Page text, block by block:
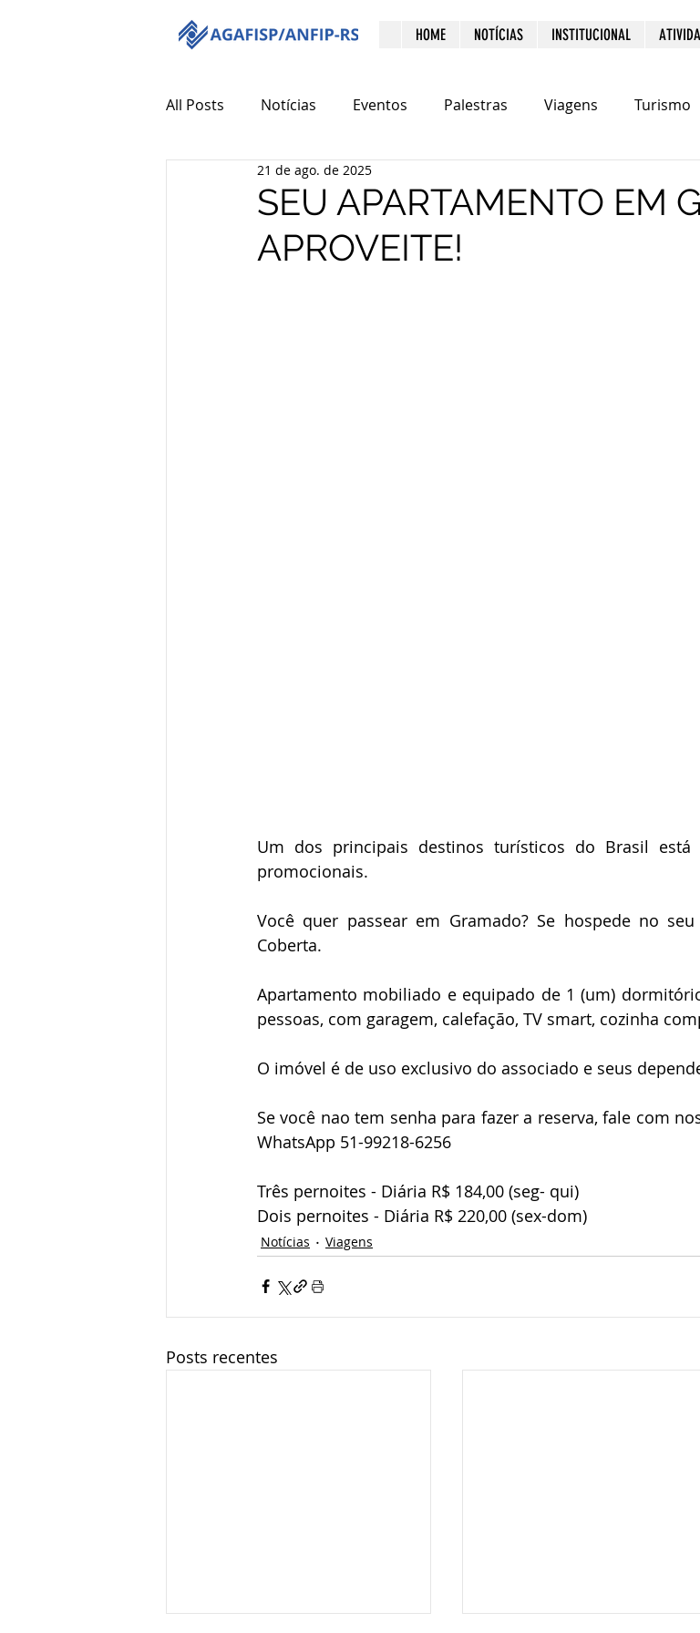
HOME NOTÍCIAS INSTITUCIONAL
All Posts Notícias Eventos Palestras Viagens Turismo
SEU APARTAMENTO EM
APROVEITE!
21 de ago. de 2025
Um dos principais destinos turísticos do Brasil
promocionais.
Você quer passear em Gramado? Se hospede no
Coberta.
Apartamento mobiliado e equipado de 1 (um)
pessoas, com garagem, calefação, TV smart, cozinha
O imóvel é de uso exclusivo do associado e seus
Se você nao tem senha para fazer a reserva, fale com
WhatsApp 51-99218-6256
Três pernoites - Diária R$ 184,00 (seg- qui)
Dois pernoites - Diária R$ 220,00 (sex-dom)
Notícias Viagens
Posts recentes